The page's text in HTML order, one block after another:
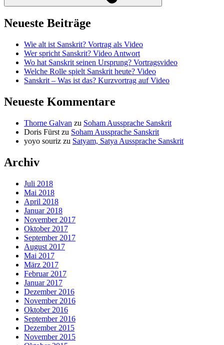
Neueste Beiträge
Wie alt ist Sanskrit? Vortrag als Video
Wer spricht Sanskrit? Video Antwort
Wo hat Sanskrit seinen Ursprung? Vortragsvideo
Welche Rolle spielt Sanskrit heute? Video
Sanskrit – Was ist das? Kurzvortrag auf Video
Neueste Kommentare
Thorne Galvan zu Soham Aussprache Sanskrit
Doris Fürst zu Soham Aussprache Sanskrit
yoyo souriz zu Satyam, Satya Aussprache Sanskrit
Archiv
Juli 2018
Mai 2018
April 2018
Januar 2018
November 2017
Oktober 2017
September 2017
August 2017
Mai 2017
März 2017
Februar 2017
Januar 2017
Dezember 2016
November 2016
Oktober 2016
September 2016
Dezember 2015
November 2015